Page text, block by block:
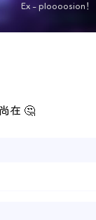
Ex - ploooosion！
在 🤔